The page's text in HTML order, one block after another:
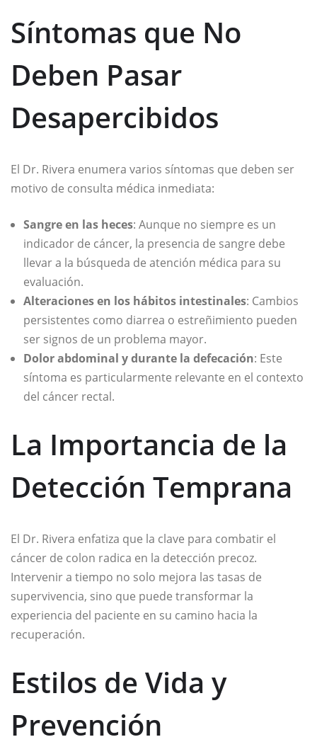
Síntomas que No
Deben Pasar
Desapercibidos
El Dr. Rivera enumera varios síntomas que deben ser
motivo de consulta médica inmediata:
Sangre en las heces: Aunque no siempre es un
indicador de cáncer, la presencia de sangre debe
llevar a la búsqueda de atención médica para su
evaluación.
Alteraciones en los hábitos intestinales: Cambios
persistentes como diarrea o estreñimiento pueden
ser signos de un problema mayor.
Dolor abdominal y durante la defecación: Este
síntoma es particularmente relevante en el contexto
del cáncer rectal.
La Importancia de la
Detección Temprana
El Dr. Rivera enfatiza que la clave para combatir el
cáncer de colon radica en la detección precoz.
Intervenir a tiempo no solo mejora las tasas de
supervivencia, sino que puede transformar la
experiencia del paciente en su camino hacia la
recuperación.
Estilos de Vida y
Prevención